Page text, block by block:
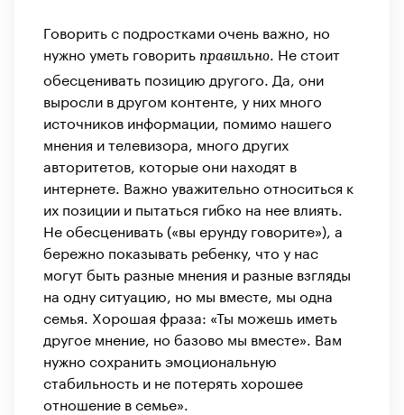
Говорить с подростками очень важно, но
нужно уметь говорить правильно
. Не стоит
обесценивать позицию другого. Да, они
выросли в другом контенте, у них много
источников информации, помимо нашего
мнения и телевизора, много других
авторитетов, которые они находят в
интернете. Важно уважительно относиться к
их позиции и пытаться гибко на нее влиять.
Не обесценивать («вы ерунду говорите»), а
бережно показывать ребенку, что у нас
могут быть разные мнения и разные взгляды
на одну ситуацию, но мы вместе, мы одна
семья. Хорошая фраза: «Ты можешь иметь
другое мнение, но базово мы вместе». Вам
нужно сохранить эмоциональную
стабильность и не потерять хорошее
отношение в семье».